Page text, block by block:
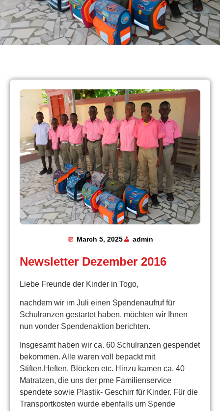
March 5, 2025 admin
Newsletter Dezember 2016
Liebe Freunde der Kinder in Togo,
nachdem wir im Juli einen Spendenaufruf für
Schulranzen gestartet haben, möchten wir Ihnen
nun vonder Spendenaktion berichten.
Insgesamt haben wir ca. 60 Schulranzen gespendet
bekommen. Alle waren voll bepackt mit
Stiften,Heften, Blöcken etc. Hinzu kamen ca. 40
Matratzen, die uns der pme Familienservice
spendete sowie Plastik- Geschirr für Kinder. Für die
Transportkosten wurde ebenfalls um Spende